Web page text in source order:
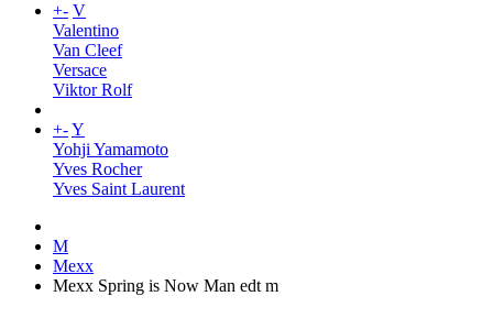
+- V
Valentino
Van Cleef
Versace
Viktor Rolf
+-Y
Yohji Yamamoto
Yves Rocher
Yves Saint Laurent
M
Mexx
Mexx Spring is Now Man edt m